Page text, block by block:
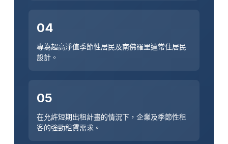
04
專為超高淨值季節性居民及南佛羅里達常住居民
設計。
05
在允許短期出租計畫的情況下，企業及季節性租
客的強勁租賃需求。